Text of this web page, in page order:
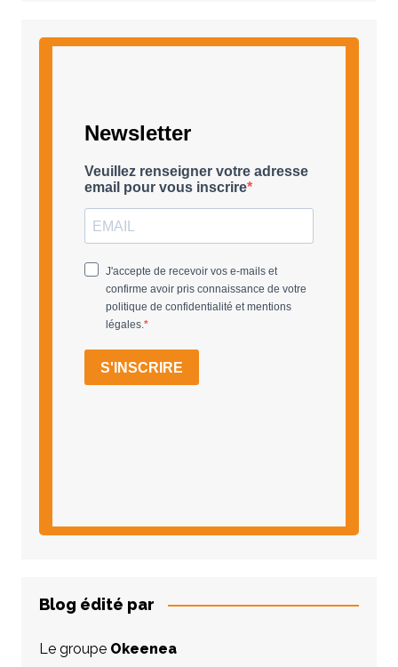
Blog édité par
Le groupe Okeenea